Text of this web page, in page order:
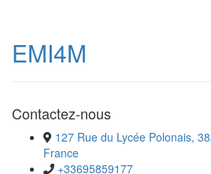
EMI4M
Contactez-nous
127 Rue du Lycée Polonais,
France
+33695859177